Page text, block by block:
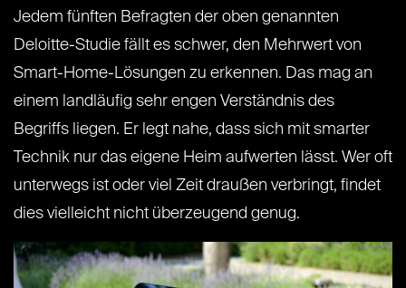
Jedem fünften Befragten der oben genannten
Deloitte-Studie fällt es schwer, den Mehrwert von
Smart-Home-Lösungen zu erkennen. Das mag an
einem landläufig sehr engen Verständnis des
Begriffs liegen. Er legt nahe, dass sich mit smarter
Technik nur das eigene Heim aufwerten lässt. Wer oft
unterwegs ist oder viel Zeit draußen verbringt, findet
dies vielleicht nicht überzeugend genug.